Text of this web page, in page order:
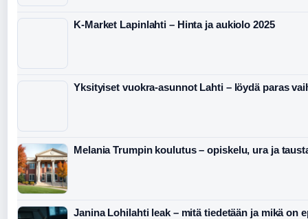
K-Market Lapinlahti – Hinta ja aukiolo 2025
Yksityiset vuokra-asunnot Lahti – löydä paras
Melania Trumpin koulutus – opiskelu, ura ja
Janina Lohilahti leak – mitä tiedetään ja mikä on